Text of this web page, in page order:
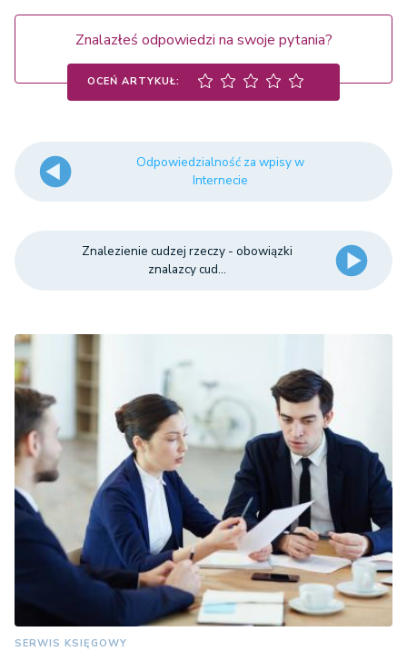
Znalazłeś odpowiedzi na swoje pytania?
OCEŃ ARTYKUŁ:
Odpowiedzialność za wpisy w
Internecie
Znalezienie cudzej rzeczy - obowiązki
znalazcy cud...
SERWIS KSIĘGOWY